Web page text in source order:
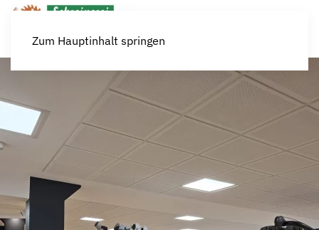
Zum Hauptinhalt springen